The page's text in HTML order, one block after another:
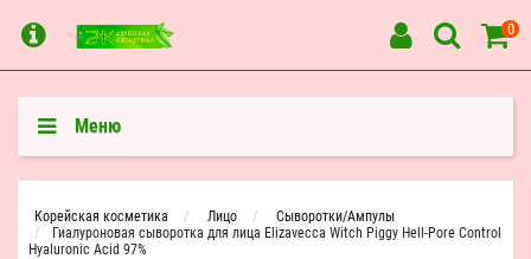
0
Меню
Корейская косметика Лицо
Сыворотки/Ампулы
Гиалуроновая сыворотка для лица Elizavecca Witch Piggy Hell-Pore Control
Hyaluronic Acid 97%